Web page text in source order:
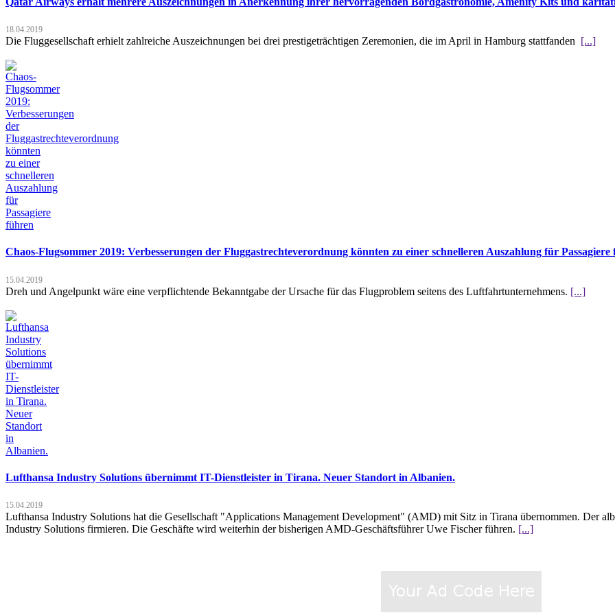
18.04.2019
Die Fluggesellschaft erhielt zahlreiche Auszeichnungen bei drei prestigeträchtigen Zeremonien, die im April in Hamburg stattfanden [...]
Chaos-Flugsommer 2019: Verbesserungen der Fluggastrechteverordnung könnten zu einer schnelleren Auszahlung für Passagiere
15.04.2019
Dreh und Angelpunkt wäre eine verpflichtende Bekanntgabe der Ursache für das Flugproblem seitens des Luftfahrtunternehmens. [...]
Lufthansa Industry Solutions übernimmt IT-Dienstleister in Tirana. Neuer Standort in Albanien.
15.04.2019
Lufthansa Industry Solutions hat die Gesellschaft "Applications Management Development" (AMD) mit Sitz in Tirana übernommen. Der
Industry Solutions firmieren. Die Geschäfte wird weiterhin der bisherigen AMD-Geschäftsführer Uwe Fischer führen. [...]